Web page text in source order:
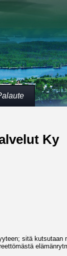
Ky
sitä kutsutaan